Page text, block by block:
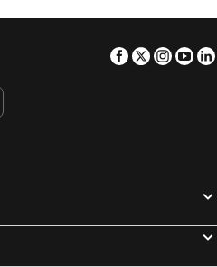
Facebook
Twitter